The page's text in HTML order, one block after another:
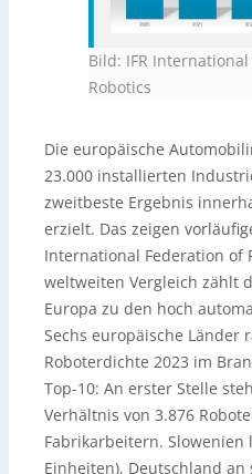
Bild: IFR
Robotics
Die europäische
23.000 installierten
zweitbeste Ergebnis
erzielt. Das zeigen
International Federation of
weltweiten Vergleich zählt
Europa zu den hoch
Sechs europäische Länder
Roboterdichte 2023 im
Top-10: An erster Stelle
Verhältnis von 3.876
Fabrikarbeitern.
Einheiten), Deutschland an